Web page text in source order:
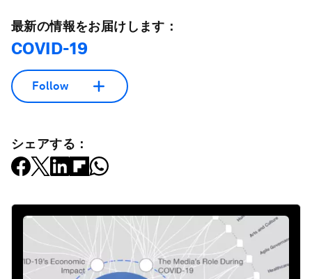
最新の情報をお届けします：
COVID-19
Follow
シェアする：